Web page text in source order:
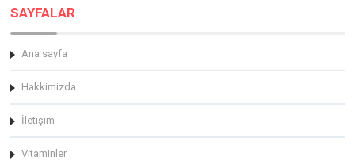
SAYFALAR
Ana sayfa
Hakkimizda
İletişim
Vitaminler